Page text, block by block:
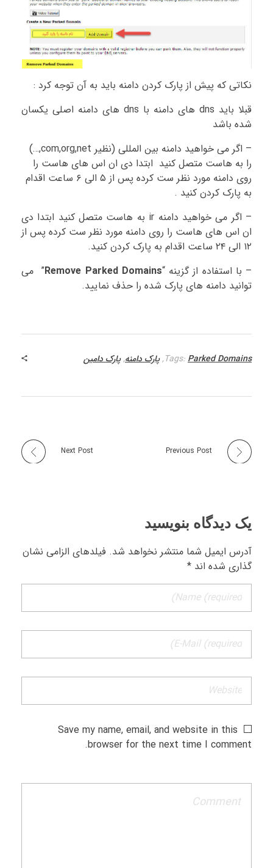
نکاتی که پیش از پارک کردن دامنه باید به آن توجه کرد :
قبلا باید dns های دامنه با dns های دامنه اصلی یکسان
شده باشد
– اگر می خواهید دامنه بین المللی (نظیر com,org,net,…)
را به هاست متصل کنید ابتدا دی ان اس های هاست را
روی دامنه مورد نظر ست کرده پس از ۵ الی ۶ ساعت اقدام
به پارک کردن کنید .
– اگر می خواهید دامنه ir به هاست متصل کنید ابتدا دی
ان اس های هاست را روی دامنه مورد نظر ست کرده پس از
۱۲ الی ۲۴ ساعت اقدام به پارک کردن کنید.
– با استفاده از گزینه “Remove Parked Domains” می
توانید دامنه های پارک شده را حذف نمایید.
Tags:Parked Domains
,پارک دامنه,پارک دامین
Previous Post
Next Post
یک دیدگاه بنویسید
آدرس ایمیل شما منتشر نخواهد شد. فیلدهای الزامی نشان
گذاری شده اند *
Save my name, email, and website in this
browser for the next time I comment.